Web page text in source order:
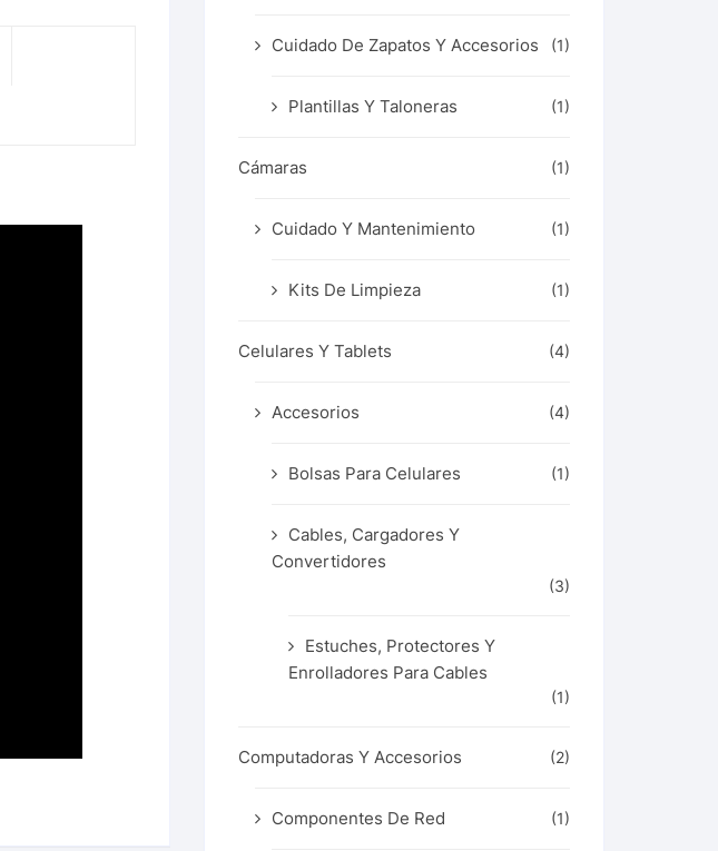
Cuidado De Zapatos Y Accesorios (1)
Plantillas Y Taloneras (1)
Cámaras (1)
Cuidado Y Mantenimiento (1)
Kits De Limpieza (1)
Celulares Y Tablets (4)
Accesorios (4)
Bolsas Para Celulares (1)
Cables, Cargadores Y
Convertidores
(3)
Estuches, Protectores Y
Enrolladores Para Cables
(1)
Computadoras Y Accesorios (2)
Componentes De Red (1)